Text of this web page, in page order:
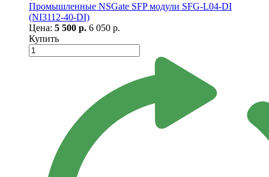
Промышленные NSGate SFP модули SFG-L04-DI
(NI3112-40-DI)
Цена: 5 500 р. 6 050 р.
Купить